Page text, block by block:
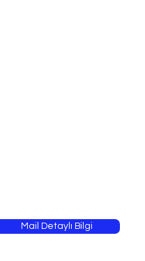
Mail Detaylı Bilgi